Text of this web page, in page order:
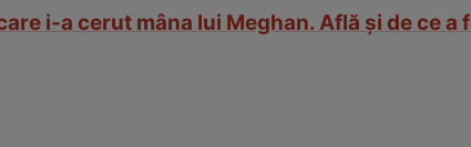
i-a cerut mâna lui Meghan. Află şi de ce a